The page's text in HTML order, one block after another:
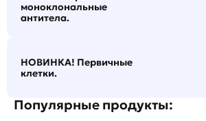
моноклональные
антитела.
НОВИНКА! Первичные
клетки.
Популярные продукты: